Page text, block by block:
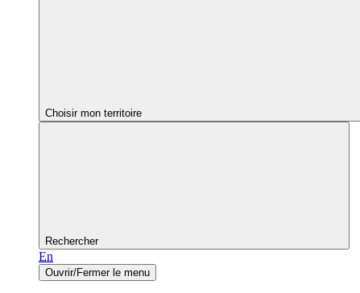
Choisir mon territoire
Rechercher
En
Ouvrir/Fermer le menu